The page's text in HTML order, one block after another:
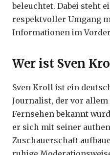
beleuchtet. Dabei steht
respektvoller Umgang
Informationen im
Wer ist Sven
Sven Kroll ist ein
Journalist, der vor
Fernsehen bekannt
er sich mit seiner
Zuschauerschaft